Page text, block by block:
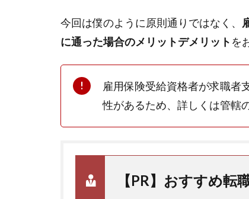
今回は僕のように原則通りではなく、
に通った場合のメリットデメリット を
雇用保険受給資格者が求職者
性があるため、詳しくは管轄
【PR】おすすめ転